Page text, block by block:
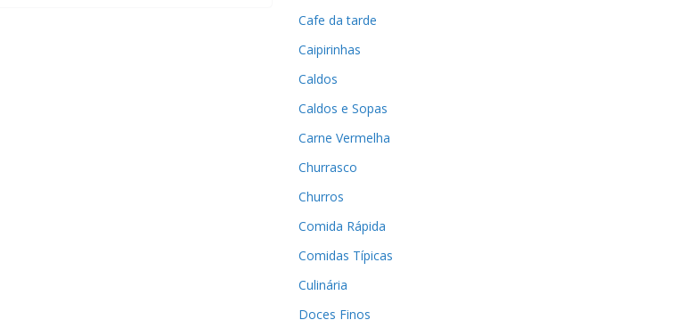
Cafe da tarde
Caipirinhas
Caldos
Caldos e Sopas
Carne Vermelha
Churrasco
Churros
Comida Rápida
Comidas Típicas
Culinária
Doces Finos